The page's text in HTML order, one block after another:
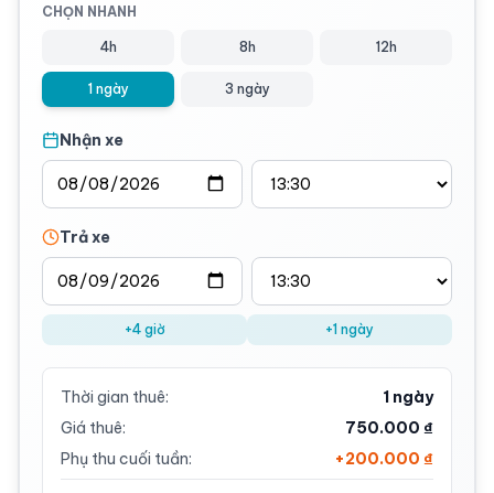
CHỌN NHANH
4h 8h 12h
1 ngày 3 ngày
Nhận xe
Trả xe
+4 giờ +1 ngày
Thời gian thuê:
1 ngày
Giá thuê:
750.000 ₫
Phụ thu cuối tuần:
+200.000 ₫